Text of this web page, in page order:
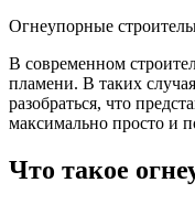
Огнеупорные
В современном
пламени. В таких
разобраться, что
максимально просто и
Что такое